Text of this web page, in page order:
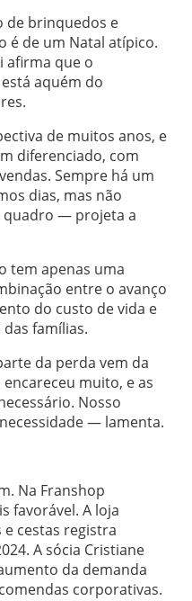
de brinquedos e
é de um Natal atípico.
afirma que o
aquém do
de muitos anos, e
diferenciado, com
Sempre há um
dias, mas não
quadro — projeta a
tem apenas uma
entre o avanço
do custo de vida e
famílias.
da perda vem da
muito, e as
Nosso
— lamenta.
Na Franshop
favorável. A loja
e cestas registra
A sócia Cristiane
da demanda
corporativas.